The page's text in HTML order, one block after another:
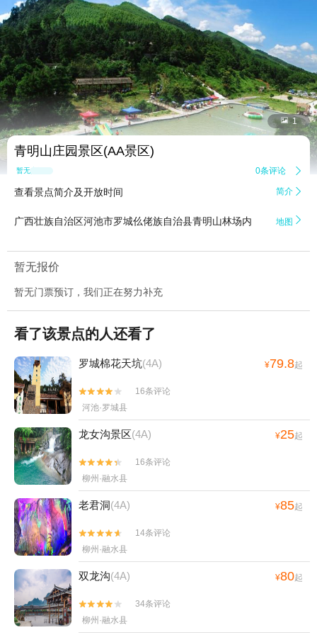
 1
青明山庄园景区(AA景区)
暂无点评 0条评论 
查看景点简介及开放时间 简介 
广西壮族自治区河池市罗城仫佬族自治县青明山林场内 地图 
暂无报价
暂无门票预订，我们正在努力补充
看了该景点的人还看了
罗城棉花天坑(4A) ¥79.8起


16条评论
河池·罗城县
龙女沟景区(4A) ¥25起


16条评论
柳州·融水县
老君洞(4A) ¥85起


14条评论
柳州·融水县
双龙沟(4A) ¥80起


34条评论
柳州·融水县
